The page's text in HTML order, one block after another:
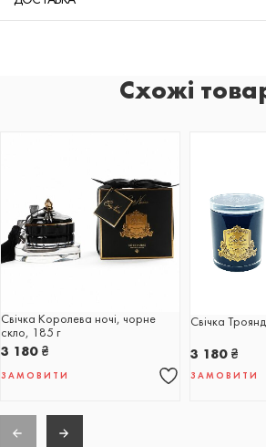
Схожі
Свічка Королева ночі, чорне
скло, 185 г
3 180 ₴
ЗАМОВИТИ
Свічка
3 180 ₴
ЗАМОВИТИ